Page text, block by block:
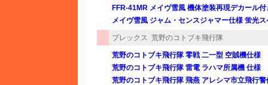
FFR-41MR メイヴ雪風 機体塗装再現デカール付
メイヴ雪風 ジャム・センスジャマー仕様 蛍光
プレックス 荒野のコトブキ飛行隊
荒野のコトブキ飛行隊 零戦 二一型 空賊機仕様
荒野のコトブキ飛行隊 雷電 ラハマ所属機 仕様
荒野のコトブキ飛行隊 飛燕 アレシマ市立飛行